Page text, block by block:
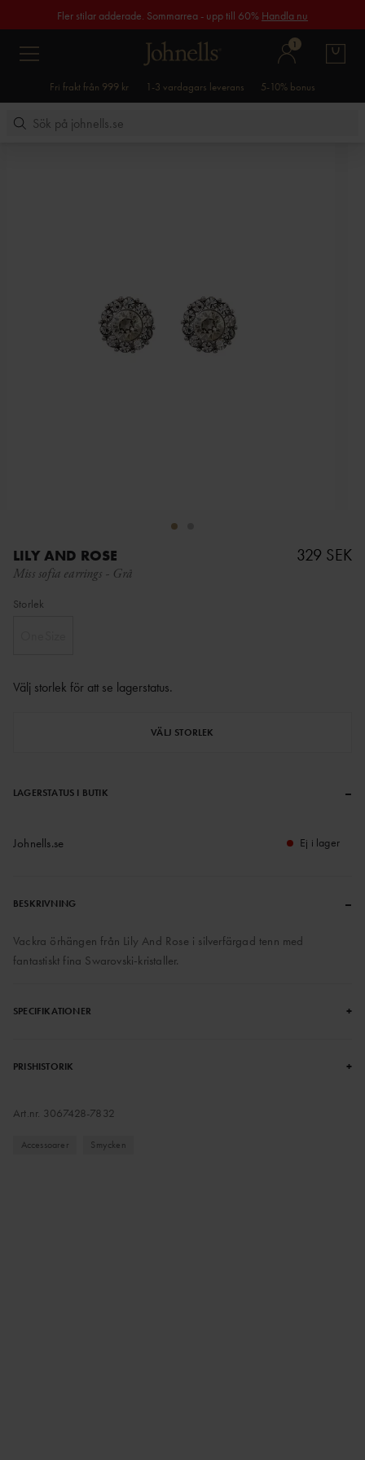
Fler stilar adderade. Sommarrea - upp till 60% Handla nu
1
Fri frakt från 999 kr 1-3 vardagars leverans 5-10% bonus
LILY AND ROSE
Miss sofia earrings - Grå
329 SEK
Storlek
Välj storlek för att se lagerstatus.
VÄLJ STORLEK
LAGERSTATUS I BUTIK –
Johnells.se Ej i lager
BESKRIVNING –
Vackra örhängen från Lily And Rose i silverfärgad tenn med
fantastiskt fina Swarovski-kristaller.
SPECIFIKATIONER +
PRISHISTORIK +
Art.nr. 3067428-7832
Accessoarer Smycken